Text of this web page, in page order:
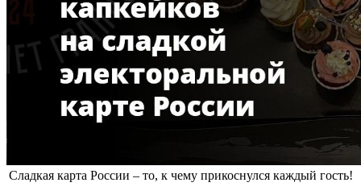
Сладкая карта России – то, к чему прикоснулся каждый гость!